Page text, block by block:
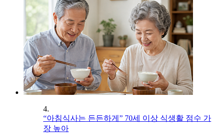
4.
“아침식사는 든든하게” 70세 이상 식생활 점수 가
장 높아